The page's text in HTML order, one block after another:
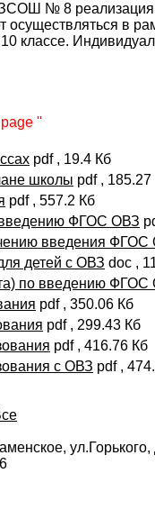
№ 8 реализация
осуществляться в
классе.
''
pdf , 19.4 Кб
школы pdf , 185.27
pdf , 557.2 Кб
введению ФГОС ОВЗ
введения ФГОС
детей с ОВЗ doc ,
по введению
pdf , 350.06 Кб
pdf , 299.43 Кб
pdf , 416.76 Кб
с ОВЗ pdf ,